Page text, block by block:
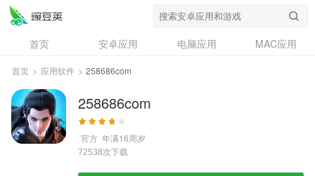
首页 安卓应用 电脑应用
MAC应用
资讯
专题
问答
首页 > 应用软件 > 258686com
258686com
官方 年满16周岁
72538次下载